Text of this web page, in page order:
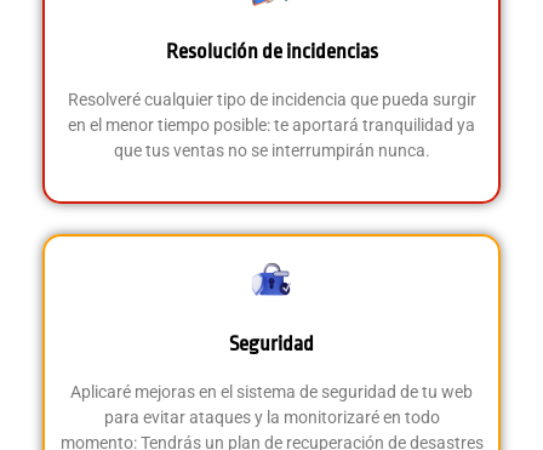
Resolución de incidencias
Resolveré cualquier tipo de incidencia que pueda surgir
en el menor tiempo posible:te aportará tranquilidad ya
que tus ventas no se interrumpirán nunca.
Seguridad
Aplicaré mejoras en el sistema de seguridad de tu web
para evitar ataques y la monitorizaré en todo
momento:Tendrás un plan de recuperación de desastres